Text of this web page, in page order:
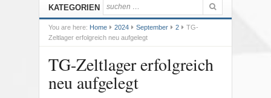
KATEGORIEN
You are here: Home 2024 September 2
TG-
Zeltlager erfolgreich neu aufgelegt
TG-Zeltlager erfolgreich
neu aufgelegt